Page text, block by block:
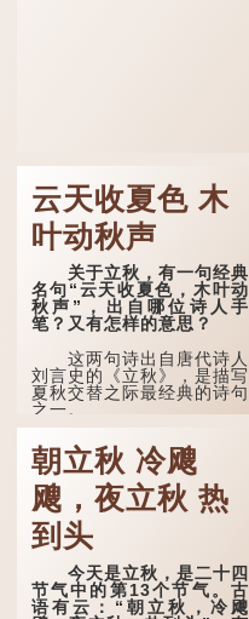
云天收夏色 木
叶动秋声
关于立秋，有一句经典
名句“云天收夏色，木叶动
秋声”，出自哪位诗人手
笔？又有怎样的意思？
这两句诗出自唐代诗人
刘言史的《立秋》，是描写
夏秋交替之际最经典的诗句
之一。
《立秋》全诗如下：
兹晨戒流火，商飙早已
惊。 云天收夏色，木
叶动秋声。
诗的前两句写的是：这
一天早安，天上的“流
火”（指大火星，象征暑
气）开始消退，凉爽的秋风
（商飙，即西风）已经悄然
朝立秋 冷飕
飕，夜立秋 热
到头
今天是立秋，是二十四
节气中的第13个节气。古
语有云：“朝立秋，冷飕